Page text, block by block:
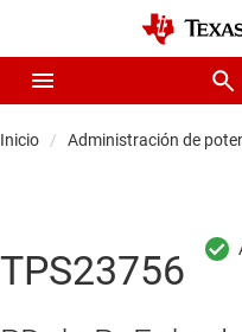
Inicio Administración de
TPS23756